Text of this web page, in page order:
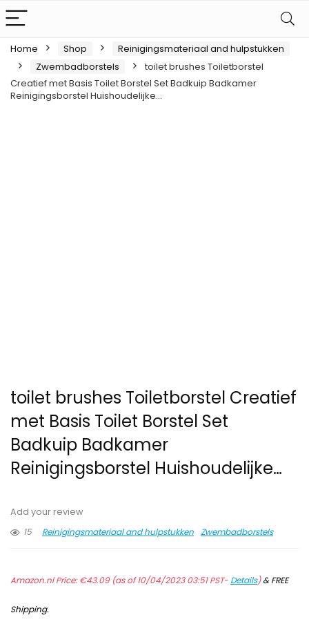
Home Shop
Reinigingsmateriaal and hulpstukken
Zwembadborstels
toilet brushes Toiletborstel
Creatief met Basis Toilet Borstel Set Badkuip Badkamer
Reinigingsborstel Huishoudelijke…
toilet brushes Toiletborstel Creatief
met Basis Toilet Borstel Set
Badkuip Badkamer
Reinigingsborstel Huishoudelijke…
Add your review
15
Reinigingsmateriaal and hulpstukken Zwembadborstels
Amazon.nl Price:€43.09(as of 10/04/2023 03:51 PST- Details)&FREE
Shipping.